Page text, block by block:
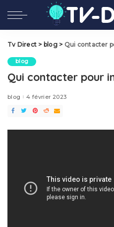
Tv Direct > blog> Qui contacter
blog
Qui contacter pour
blog 4 février 2023